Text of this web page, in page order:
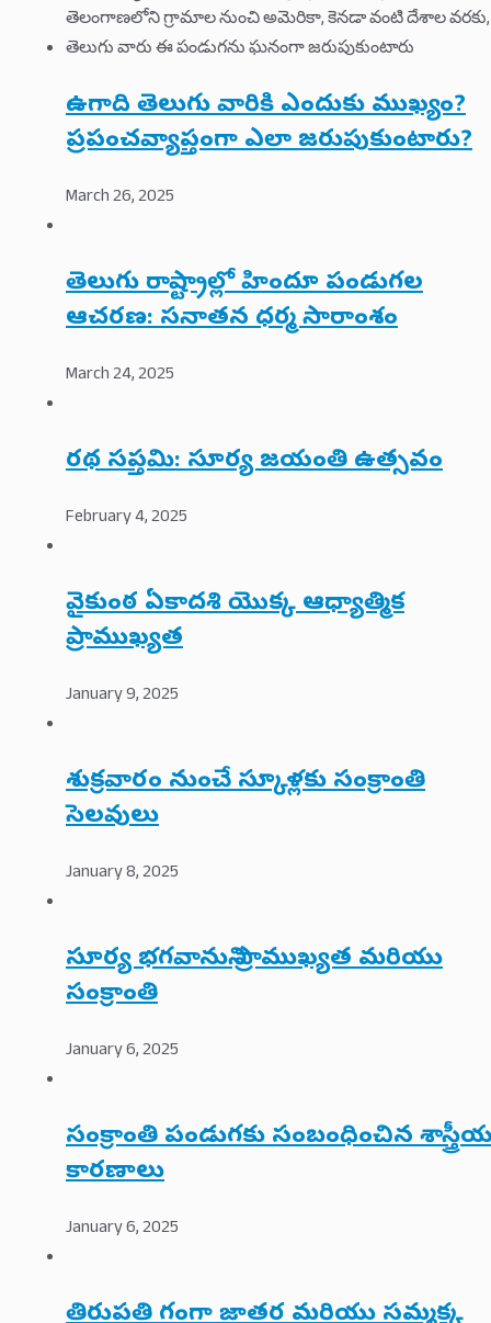
ఉగాది తెలుగు వారికి ఎందుకు ముఖ్యం?
ప్రపంచవ్యాప్తంగా ఎలా జరుపుకుంటారు?
March 26, 2025
తెలుగు రాష్ట్రాల్లో హిందూ పండుగల
ఆచరణ: సనాతన ధర్మ సారాంశం
March 24, 2025
రథ సప్తమి: సూర్య జయంతి ఉత్సవం
February 4, 2025
వైకుంఠ ఏకాదశి యొక్క ఆధ్యాత్మిక
ప్రాముఖ్యత
January 9, 2025
శుక్రవారం నుంచే స్కూళ్లకు సంక్రాంతి
సెలవులు
January 8, 2025
సూర్య భగవానుని ప్రాముఖ్యత మరియు
సంక్రాంతి
January 6, 2025
సంక్రాంతి పండుగకు సంబంధించిన
కారణాలు
January 6, 2025
తిరుపతి గంగా జాతర మరియు సమ్మక్క